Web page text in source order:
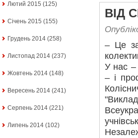
Лютий 2015 (125)
Січень 2015 (155)
Грудень 2014 (258)
Листопад 2014 (237)
Жовтень 2014 (148)
Вересень 2014 (241)
Серпень 2014 (221)
Липень 2014 (102)
ВІД
– Це
У нас –
– і